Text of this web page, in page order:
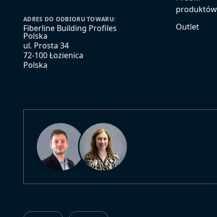
ADRES DO ODBIORU TOWARU:
Fiberline Building Profiles
Polska
ul. Prosta 34
72-100 Łozienica
Polska
produktów
Outlet